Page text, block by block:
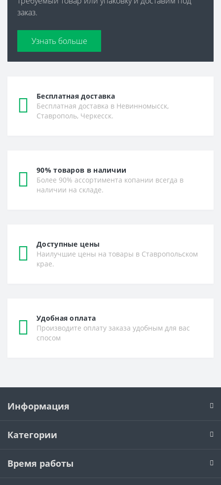
заказ.
Узнать больше
Бесплатная доставка
Бесплатная доставка в Невинномысск,
Ставрополь, Черкесск.
90% товаров в наличии
Более 90% ассортимента копании всегда в
наличии на складе.
Доступные цены
Наилучшие цены на товары в Ставропольском
крае.
Удобная оплата
Производите оплату заказа удобным для вас
спосом
Информация
Категории
Время работы